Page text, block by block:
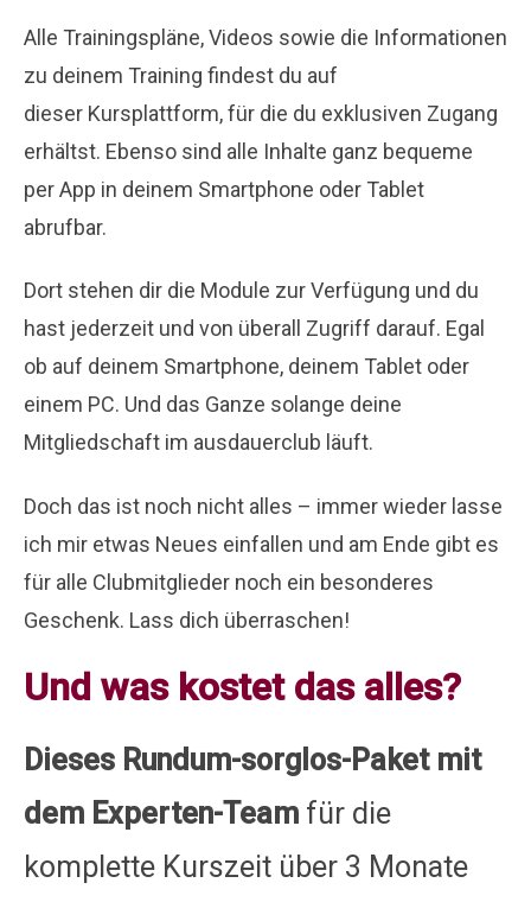
Alle Trainingspläne, Videos sowie die Informationen
zu deinem Training findest du auf
dieser Kursplattform, für die du exklusiven Zugang
erhältst. Ebenso sind alle Inhalte ganz bequeme
per App in deinem Smartphone oder Tablet
abrufbar.
Dort stehen dir die Module zur Verfügung und du
hast jederzeit und von überall Zugriff darauf. Egal
ob auf deinem Smartphone, deinem Tablet oder
einem PC. Und das Ganze solange deine
Mitgliedschaft im ausdauerclub läuft.
Doch das ist noch nicht alles – immer wieder lasse
ich mir etwas Neues einfallen und am Ende gibt es
für alle Clubmitglieder noch ein besonderes
Geschenk. Lass dich überraschen!
Und was kostet das alles?
Dieses Rundum-sorglos-Paket mit
dem Experten-Team für die
komplette Kurszeit über 3 Monate